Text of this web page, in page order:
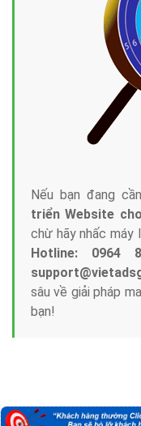
Nếu bạn đang
triển Website
chừ hãy nhấc máy
Hotline: 0964
sâu về giải pháp
bạn!